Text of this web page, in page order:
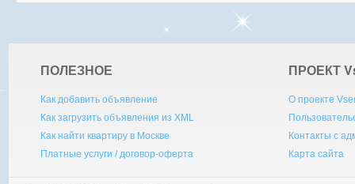
ПОЛЕЗНОЕ
Как добавить объявление
Как загрузить объявления из XML
Как найти квартиру в Москве
Платные услуги / договор-оферта
ПРОЕКТ V
О проекте
Контакты с
Карта сайта